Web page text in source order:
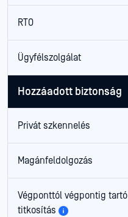
RTO
Ügyfélszolgálat
Hozzáadott biztonság
Privát szkennelés
Magánfeldolgozás
Végponttól végpontig tartó
titkosítás